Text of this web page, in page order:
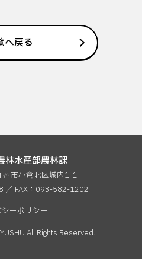
へ戻る
林水産部農林課
市小倉北区城内1-1
FAX： 093-582-1202
ーポリシー
All Rights Reserved.